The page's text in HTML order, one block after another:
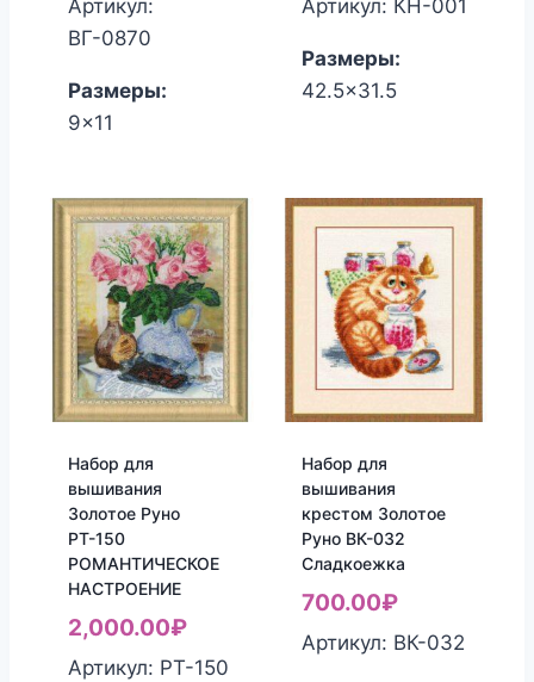
Артикул:
ВГ-0870
Размеры:
9x11
Артикул: КН-001
Размеры:
42.5x31.5
Набор для
вышивания
Золотое Руно
РТ-150
РОМАНТИЧЕСКОЕ
НАСТРОЕНИЕ
2,000.00₽
Артикул: РТ-150
Набор для
вышивания
крестом Золотое
Руно ВК-032
Сладкоежка
700.00₽
Артикул: ВК-032